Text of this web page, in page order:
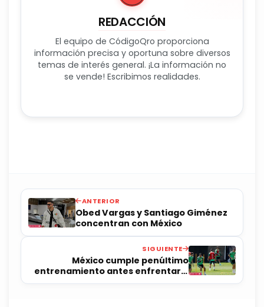
REDACCIÓN
El equipo de CódigoQro proporciona
información precisa y oportuna sobre diversos
temas de interés general. ¡La información no
se vende! Escribimos realidades.
ANTERIOR
Obed Vargas y Santiago Giménez
concentran con México
SIGUIENTE
México cumple penúltimo
entrenamiento antes enfrentar a
Australia